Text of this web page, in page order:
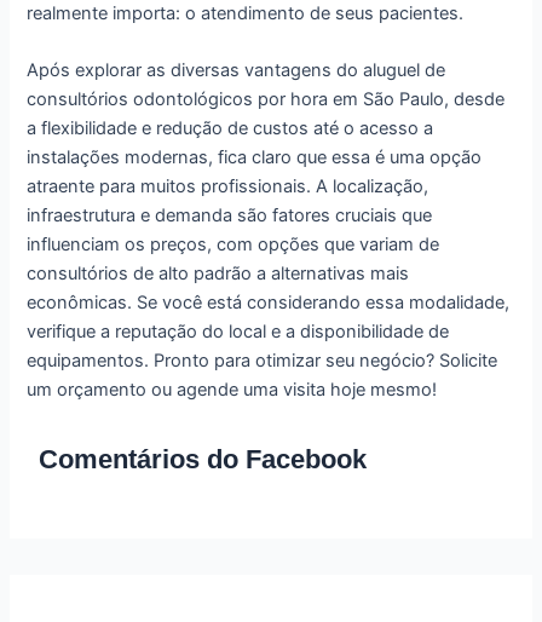
realmente importa: o atendimento de seus pacientes.
Após explorar as diversas vantagens do aluguel de
consultórios odontológicos por hora em São Paulo, desde
a flexibilidade e redução de custos até o acesso a
instalações modernas, fica claro que essa é uma opção
atraente para muitos profissionais. A localização,
infraestrutura e demanda são fatores cruciais que
influenciam os preços, com opções que variam de
consultórios de alto padrão a alternativas mais
econômicas. Se você está considerando essa modalidade,
verifique a reputação do local e a disponibilidade de
equipamentos. Pronto para otimizar seu negócio? Solicite
um orçamento ou agende uma visita hoje mesmo!
Comentários do Facebook